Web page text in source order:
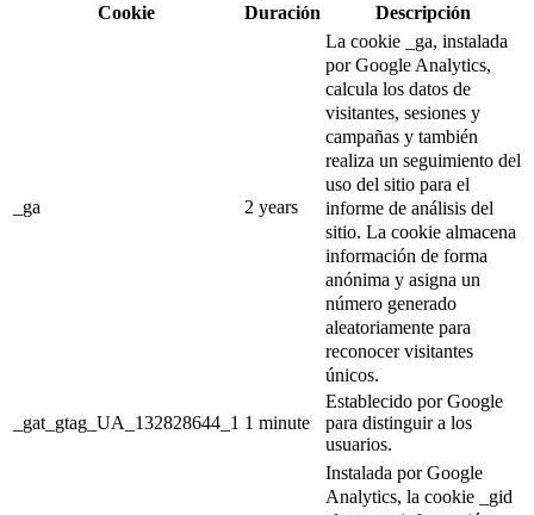
Cookie
Duración Descripción
_ga 2 years
La cookie _ga, instalada
por Google Analytics,
calcula los datos de
visitantes, sesiones y
campañas y también
realiza un seguimiento del
uso del sitio para el
informe de análisis del
sitio. La cookie almacena
información de forma
anónima y asigna un
número generado
aleatoriamente para
reconocer visitantes
únicos.
_gat_gtag_UA_132828644_1 1 minute
Establecido por Google
para distinguir a los
usuarios.
Instalada por Google
Analytics, la cookie _gid